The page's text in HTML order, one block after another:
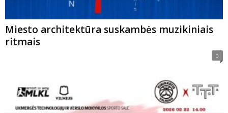
Miesto architektūra suskambės muzikiniais
ritmais
0